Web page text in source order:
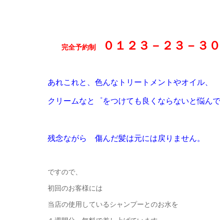
完全予約制 ０１２３－２３－３
あれこれと、色んなトリートメントやオイル、
クリームなと゜をつけても良くならないと悩んで
残念ながら 傷んだ髪は元には戻りません。
ですので、
初回のお客様には
当店の使用しているシャンプーとのお水を